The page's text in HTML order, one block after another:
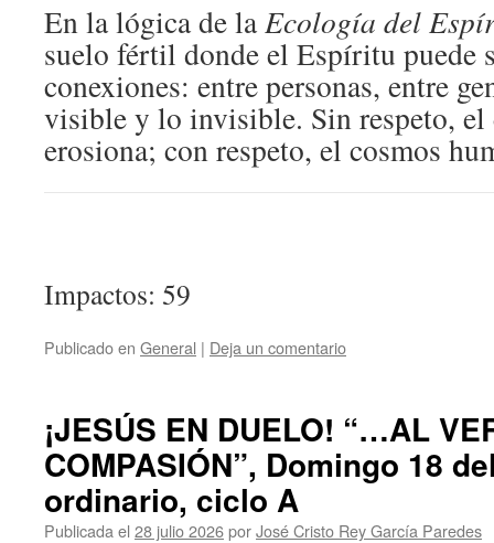
En la lógica de la Ecología del
suelo fértil donde el Espíritu puede
conexiones: entre personas, entre
visible y lo invisible. Sin respeto, el
erosiona; con respeto, el cosmos
Impactos: 59
Publicado en General | Deja un comentario
¡JESÚS EN DUELO! “…AL
COMPASIÓN”, Domingo 18
ordinario, ciclo A
Publicada el 28 julio 2026porJosé Cristo Rey García Paredes